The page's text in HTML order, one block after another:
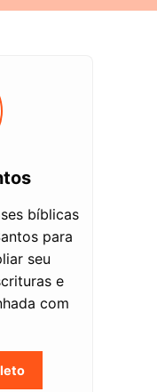
bíblicas
para
seu
e
com